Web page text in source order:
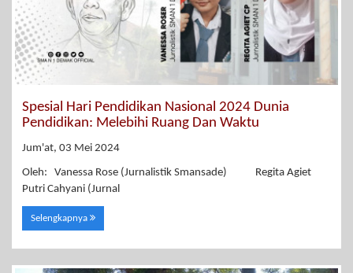
Spesial Hari Pendidikan Nasional 2024 Dunia
Pendidikan: Melebihi Ruang Dan Waktu
Jum'at, 03 Mei 2024
Oleh: Vanessa Rose (Jurnalistik Smansade) Regita Agiet
Putri Cahyani (Jurnal
Selengkapnya